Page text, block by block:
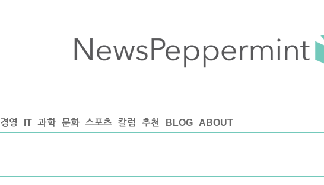
경영 IT 과학 문화 스포츠 칼럼 추천 BLOG ABOUT